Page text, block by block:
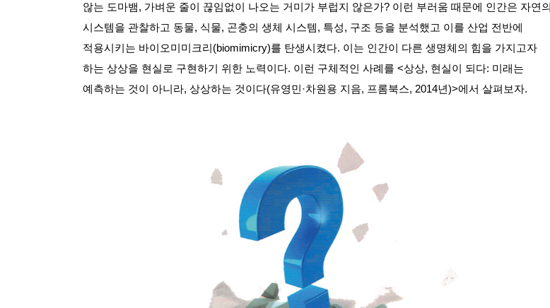
않는 도마뱀, 가벼운 줄이 끊임없이 나오는 거미가 부럽지 않은가? 이런 부러움 때문에 인간은 자연의
시스템을 관찰하고 동물, 식물, 곤충의 생체 시스템, 특성, 구조 등을 분석했고 이를 산업 전반에
적용시키는 바이오미미크리 (biomimicry)를 탄생시켰다. 이는 인간이 다른 생명체의 힘을 가지고자
하는 상상을 현실로 구현하기 위한 노력이다. 이런 구체적인 사례를 <상상, 현실이 되다: 미래는
예측하는 것이 아니라, 상상하는 것이다(유영민 ·차원용 지음, 프롬북스, 2014년)>에서 살펴보자.